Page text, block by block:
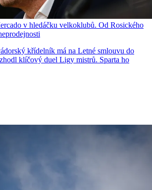
v hledáčku velkoklubů. Od Rosického
křídelník má na Letné smlouvu do
klíčový duel Ligy mistrů. Sparta ho